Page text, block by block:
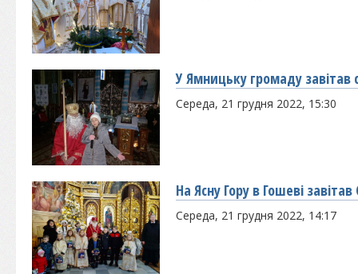
У Ямницьку громаду
Середа, 21 грудня 2022, 15:30
На Ясну Гору в Гошеві
Середа, 21 грудня 2022, 14:17